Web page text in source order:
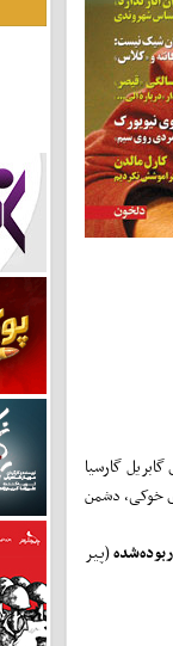
گارسیا
خوکی، دشمن
ربوده‌شده(پیر